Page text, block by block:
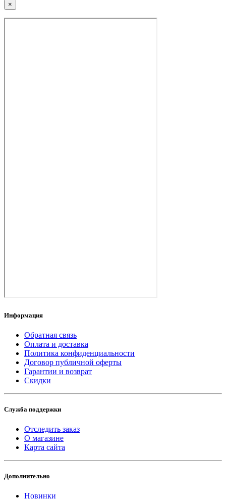
×
Информация
Обратная связь
Оплата и доставка
Политика конфиденциальности
Договор публичной оферты
Гарантии и возврат
Скидки
Служба поддержки
Отследить заказ
О магазине
Карта сайта
Дополнительно
Новинки